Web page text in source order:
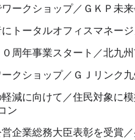
ークショップ／ＧＫＰ未
トータルオフィスマネー
周年事業スタート／北九
クショップ／ＧＪリンク
減に向けて／住民対象に
ン
企業総務大臣表彰を受賞